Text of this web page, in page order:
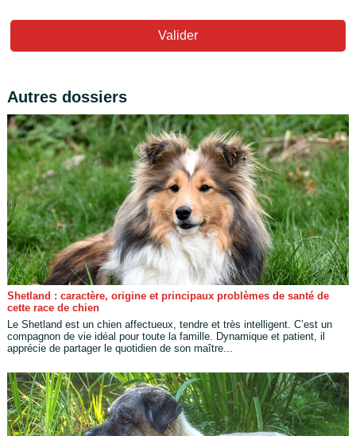
Valider
Autres dossiers
Shetland : caractère, origine et principaux problèmes de santé de
cette race de chien
Le Shetland est un chien affectueux, tendre et très intelligent. C’est un
compagnon de vie idéal pour toute la famille. Dynamique et patient, il
apprécie de partager le quotidien de son maître...